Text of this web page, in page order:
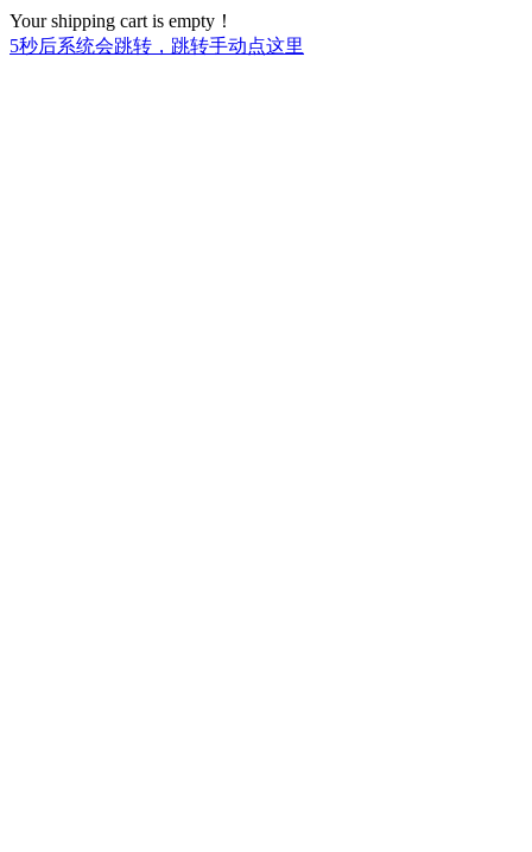
Your shipping cart is empty！
5秒后系统会跳转，跳转手动点这里